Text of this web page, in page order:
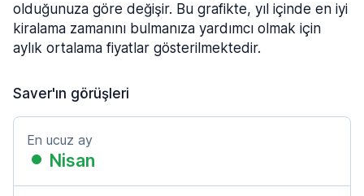
olduğunuza göre değişir. Bu grafikte, yıl içinde en iyi
kiralama zamanını bulmanıza yardımcı olmak için
aylık ortalama fiyatlar gösterilmektedir.
Saver'ın görüşleri
En ucuz ay
Nisan